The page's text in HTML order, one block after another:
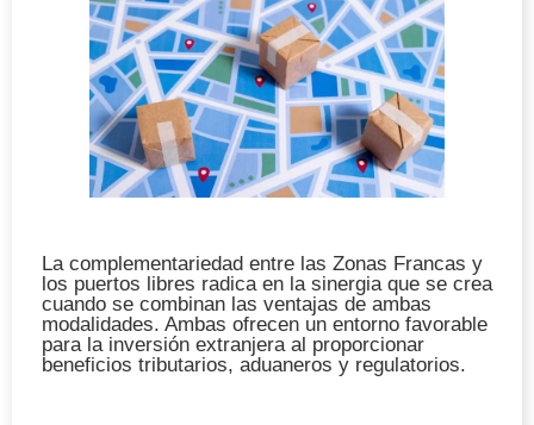
La complementariedad entre las Zonas Francas y
los puertos libres radica en la sinergia que se crea
cuando se combinan las ventajas de ambas
modalidades. Ambas ofrecen un entorno favorable
para la inversión extranjera al proporcionar
beneficios tributarios, aduaneros y regulatorios.